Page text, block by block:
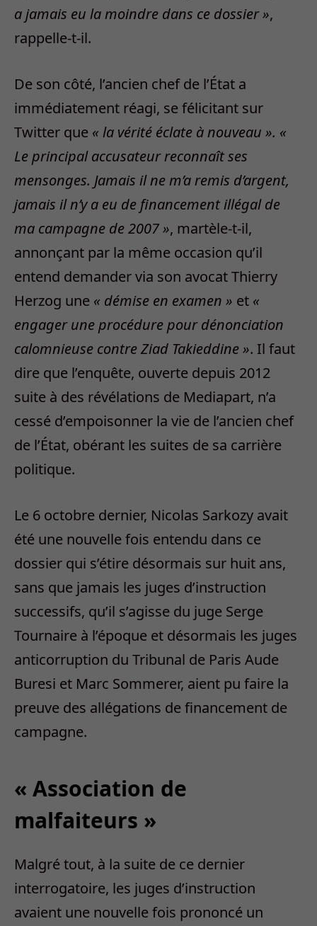
a jamais eu la moindre dans ce dossier »,
rappelle-t-il.
De son côté, l’ancien chef de l’État a
immédiatement réagi, se félicitant sur
Twitter que « la vérité éclate à nouveau ». «
Le principal accusateur reconnaît ses
mensonges. Jamais il ne m’a remis d’argent,
jamais il n’y a eu de financement illégal de
ma campagne de 2007 », martèle-t-il,
annonçant par la même occasion qu’il
entend demander via son avocat Thierry
Herzog une « démise en examen » et «
engager une procédure pour dénonciation
calomnieuse contre Ziad Takieddine ». Il faut
dire que l’enquête, ouverte depuis 2012
suite à des révélations de Mediapart, n’a
cessé d’empoisonner la vie de l’ancien chef
de l’État, obérant les suites de sa carrière
politique.
Le 6 octobre dernier, Nicolas Sarkozy avait
été une nouvelle fois entendu dans ce
dossier qui s’étire désormais sur huit ans,
sans que jamais les juges d’instruction
successifs, qu’il s’agisse du juge Serge
Tournaire à l’époque et désormais les juges
anticorruption du Tribunal de Paris Aude
Buresi et Marc Sommerer, aient pu faire la
preuve des allégations de financement de
campagne.
« Association de
malfaiteurs »
Malgré tout, à la suite de ce dernier
interrogatoire, les juges d’instruction
avaient une nouvelle fois prononcé un